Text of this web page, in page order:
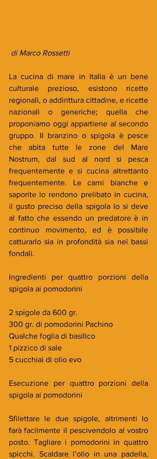
di Marco Rossetti
La cucina di mare in Italia è un bene
culturale prezioso, esistono ricette
regionali, o addirittura cittadine, e ricette
nazionali o generiche; quella che
proponiamo oggi appartiene al secondo
gruppo. Il branzino o spigola è pesce
che abita tutte le zone del Mare
Nostrum, dal sud al nord si pesca
frequentemente e si cucina altrettanto
frequentemente. Le carni bianche e
saporite lo rendono prelibato in cucina,
il gusto preciso della spigola lo si deve
al fatto che essendo un predatore è in
continuo movimento, ed è possibile
catturarlo sia in profondità sia nei bassi
fondali.
Ingredienti per quattro porzioni della
spigola ai pomodorini
2 spigole da 600 gr.
300 gr. di pomodorini Pachino
Qualche foglia di basilico
1 pizzico di sale
5 cucchiai di olio evo
Esecuzione per quattro porzioni della
spigola ai pomodorini
Sfilettare le due spigole, altrimenti lo
farà facilmente il pescivendolo al vostro
posto. Tagliare i pomodorini in quattro
spicchi. Scaldare l’olio in una padella,